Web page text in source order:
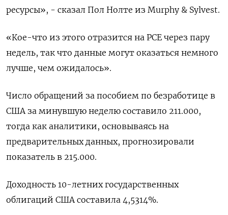
ресурсы», - сказал Пол Нолте из Murphy & Sylvest.
«Кое-что из этого отразится на PCE через пару
недель, так что данные могут оказаться немного
лучше, чем ожидалось».
Число обращений за пособием по безработице в
США за минувшую неделю составило 211.000​​,
тогда как аналитики, основываясь на
предварительных данных, прогнозировали
показатель в 215.000.
Доходность 10-летних государственных
облигаций США составила 4,5314%.